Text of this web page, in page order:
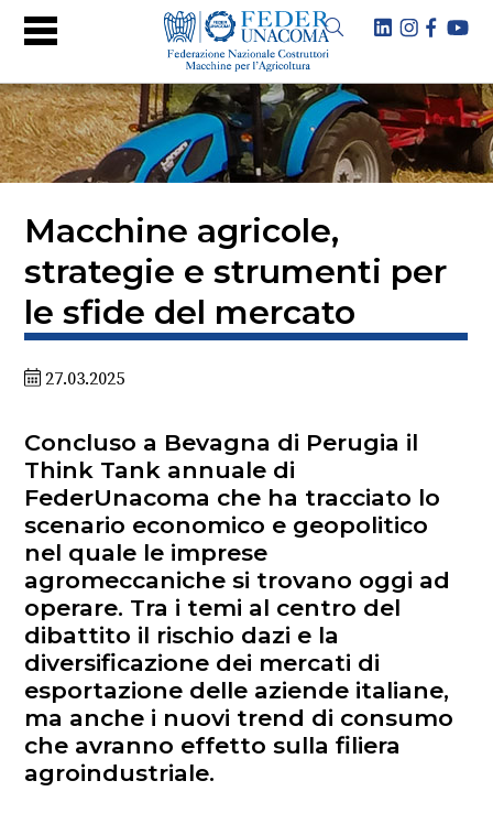
Macchine agricole,
strategie e strumenti per
le sfide del mercato
27.03.2025
Concluso a Bevagna di Perugia il
Think Tank annuale di
FederUnacoma che ha tracciato lo
scenario economico e geopolitico
nel quale le imprese
agromeccaniche si trovano oggi ad
operare. Tra i temi al centro del
dibattito il rischio dazi e la
diversificazione dei mercati di
esportazione delle aziende italiane,
ma anche i nuovi trend di consumo
che avranno effetto sulla filiera
agroindustriale.